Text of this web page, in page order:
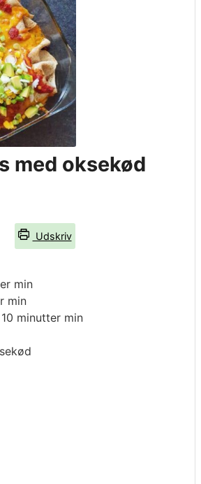
med oksekød
Udskriv
min
min
10 minutter min